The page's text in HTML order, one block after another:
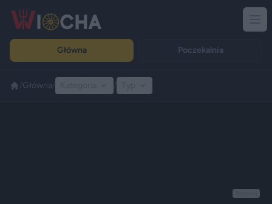
Główna Poczekalnia
Główna